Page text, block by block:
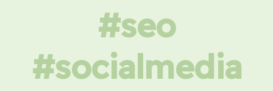
#seo
#socialmedia